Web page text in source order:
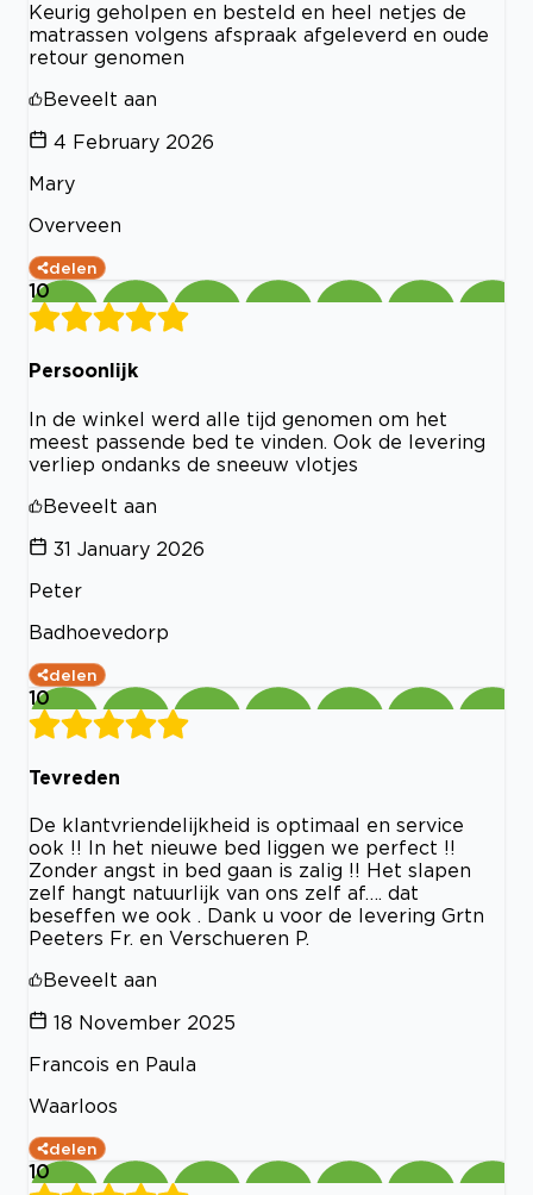
Keurig geholpen en besteld en heel netjes de
matrassen volgens afspraak afgeleverd en oude
retour genomen
Beveelt aan
4 February 2026
Mary
Overveen
delen
10
Persoonlijk
In de winkel werd alle tijd genomen om het
meest passende bed te vinden. Ook de levering
verliep ondanks de sneeuw vlotjes
Beveelt aan
31 January 2026
Peter
Badhoevedorp
delen
10
Tevreden
De klantvriendelijkheid is optimaal en service
ook !! In het nieuwe bed liggen we perfect !!
Zonder angst in bed gaan is zalig !! Het slapen
zelf hangt natuurlijk van ons zelf af…. dat
beseffen we ook . Dank u voor de levering Grtn
Peeters Fr. en Verschueren P.
Beveelt aan
18 November 2025
Francois en Paula
Waarloos
delen
10